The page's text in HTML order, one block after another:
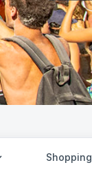
Shopping